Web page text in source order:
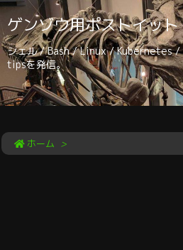
ゲンゾウ用ポストイット
シェル / Bash / Linux / Kubernetes
tipsを発信。
ホーム >